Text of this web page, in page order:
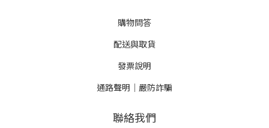
購物問答
配送與取貨
發票說明
通路聲明｜嚴防詐騙
聯絡我們